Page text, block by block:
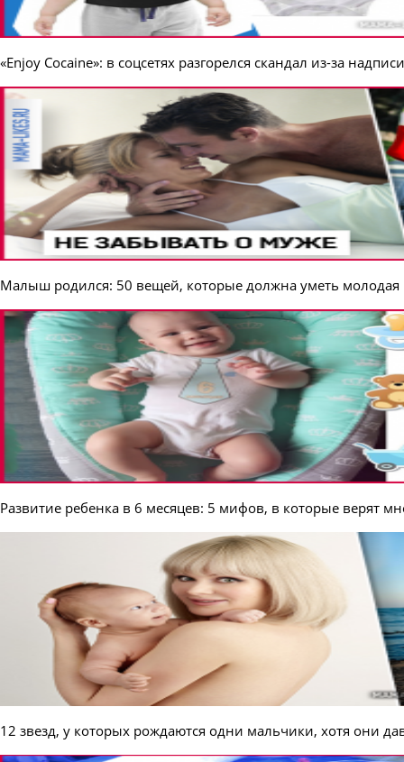
«Enjoy Cocaine»: в соцсетях разгорелся скандал из-за
Малыш родился: 50 вещей, которые должна уметь молодая
Развитие ребенка в 6 месяцев: 5 мифов, в которые верят
12 звезд, у которых рождаются одни мальчики, хотя они